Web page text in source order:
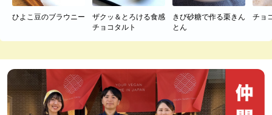
ひよこ豆のブラウニー
ザクッ＆とろける食感
チョコタルト
きび砂糖で作る栗きん
とん
チョ